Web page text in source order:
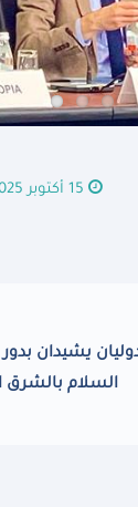
15 أكتوبر 2025
يشيدان
السلام بالشرق